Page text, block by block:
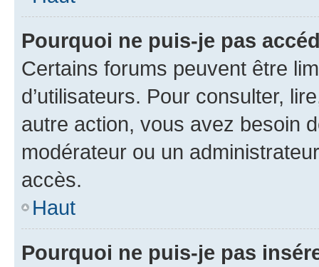
Pourquoi ne puis-je pas
Certains forums peuvent être
d’utilisateurs. Pour consulter,
autre action, vous avez besoin
modérateur ou un
accès.
Haut
Pourquoi ne puis-je pas